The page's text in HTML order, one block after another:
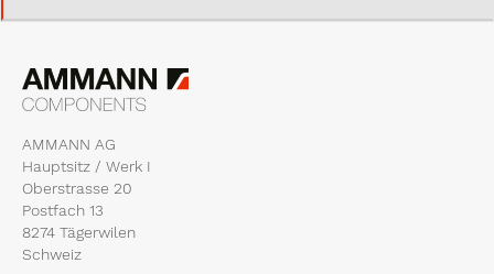
AMMANN AG
Hauptsitz / Werk I
Oberstrasse 20
Postfach 13
8274 Tägerwilen
Schweiz